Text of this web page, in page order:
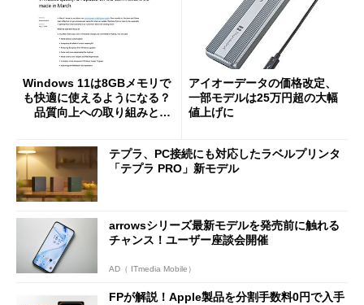
Windows 11は8GBメモリで
も快適に使えるようになる？
品質向上への取り組みと
アイオーデータの価格改定、
一部モデルは25万円超の大幅
値上げに
テプラ、PC接続にも対応したラベルプリンタ
「テプラ PRO」新モデル
arrowsシリーズ最新モデルを発売前に触れる
チャンス！ユーザー座談会開催
AD（ ITmedia Mobile）
FPが解説！Apple製品を分割手数料0円で入手